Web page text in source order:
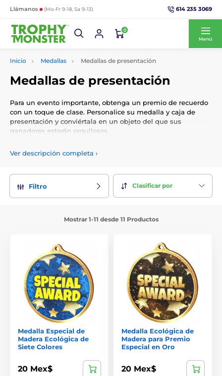
Llámanos (Mo-Fr 9-18, Sa 9-13) 614 235 3069
0
Menú
Inicio Medallas Medallas de presentación
Medallas de presentación
Para un evento importante, obtenga un premio de recuerdo
con un toque de clase. Personalice su medalla y caja de
presentación y conviértala en un objeto del que sus
ganadores estarán orgullosos.
Ver descripción completa ›
Filtro Clasificar por
Mostrar 1-11 desde 11 Productos
Medalla Especial de
Madera Ecológica de
Siete Colores
20 Mex$
Medalla Ecológica de
Madera para Premio
Especial en Oro
20 Mex$